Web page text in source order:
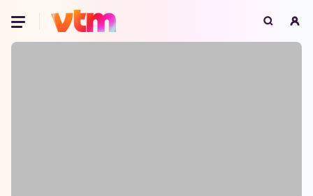
Oeps, browser niet ondersteund